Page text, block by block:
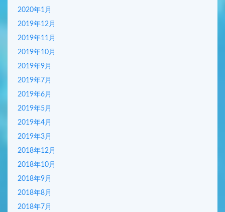
2020年1月
2019年12月
2019年11月
2019年10月
2019年9月
2019年7月
2019年6月
2019年5月
2019年4月
2019年3月
2018年12月
2018年10月
2018年9月
2018年8月
2018年7月